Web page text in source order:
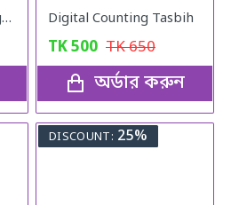
4 Pcs Washable Refrigerator Mats Digital Counting Tasbih
TK500 TK650
অর্ডার করুন
DISCOUNT: 25%